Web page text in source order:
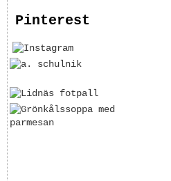
Pinterest